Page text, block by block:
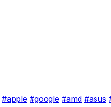
#apple #google #amd #asus